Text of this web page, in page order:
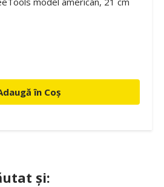
în Coș
și: